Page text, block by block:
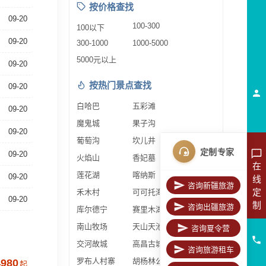
09-20
09-20
09-20
09-20
09-20
09-20
09-20
09-20
09-20
起
按价格查找
100以下
100-300
300-1000
1000-5000
5000元以上
按热门景点查找
白哈巴
五彩滩
魔鬼城
果子沟
葡萄沟
坎儿井
火焰山
香妃墓
莲花湖
喀纳斯
禾木村
可可托海
库尔德宁
赛里木湖
南山牧场
天山天池
交河故城
高昌古城
罗布人村寨
胡杨林公园
在
线
定
制
定制专家
咨询新疆旅游
咨询出疆旅游
咨询夏令营
咨询旅游租车